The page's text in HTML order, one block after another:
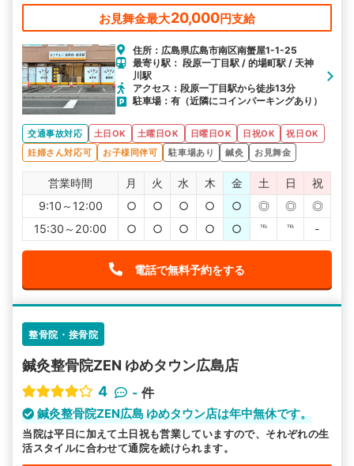
お見舞金最大20,000円支給
住所：広島県広島市南区南蟹屋1-1-25
最寄り駅： 段原一丁目駅 / 的場町駅 / 天神
川駅
アクセス：段原一丁目駅から徒歩13分
駐車場：有（近隣にコインパーキングあり）
交通事故対応 土日OK 土曜日OK 日曜日OK 日祝OK
祝日OK
妊婦さん対応可
お子様同伴可 駐車場あり 鍼灸 お見舞金
営業時間 月 火 水 木 金 土 日
祝
9:10～12:00
○ ○ ○ ○ ○ ◎ ◎
◎
15:30～20:00
○ ○ ○ ○ ○ ℡ ℡ -
電話で無料予約をする
整骨院・接骨院
鍼灸整骨院ZEN ゆめタウン広島店
4
- 件
鍼灸整骨院ZEN広島 ゆめタウン店は年中無休です。
当院は平日に加えて土日祝も営業していますので、それぞれの生
活スタイルに合わせて通院を続けられます。